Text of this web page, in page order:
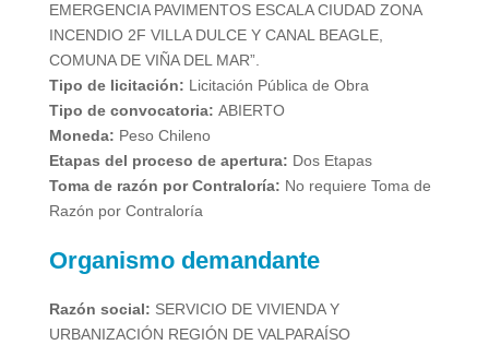
EMERGENCIA PAVIMENTOS ESCALA CIUDAD ZONA
INCENDIO 2F VILLA DULCE Y CANAL BEAGLE,
COMUNA DE VIÑA DEL MAR”.
Tipo de licitación: Licitación Pública de Obra
Tipo de convocatoria: ABIERTO
Moneda: Peso Chileno
Etapas del proceso de apertura: Dos Etapas
Toma de razón por Contraloría: No requiere Toma de
Razón por Contraloría
Organismo demandante
Razón social: SERVICIO DE VIVIENDA Y
URBANIZACIÓN REGIÓN DE VALPARAÍSO